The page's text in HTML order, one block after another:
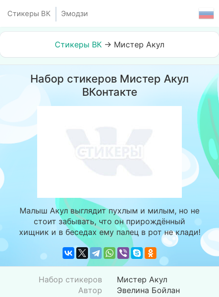
Стикеры ВК Эмодзи
Стикеры ВК → Мистер Акул
Набор стикеров Мистер Акул
ВКонтакте
Малыш Акул выглядит пухлым и милым, но не
стоит забывать, что он прирождённый
хищник и в беседах ему палец в рот не клади!
Набор стикеров
Мистер Акул
Автор
Эвелина Бойлан